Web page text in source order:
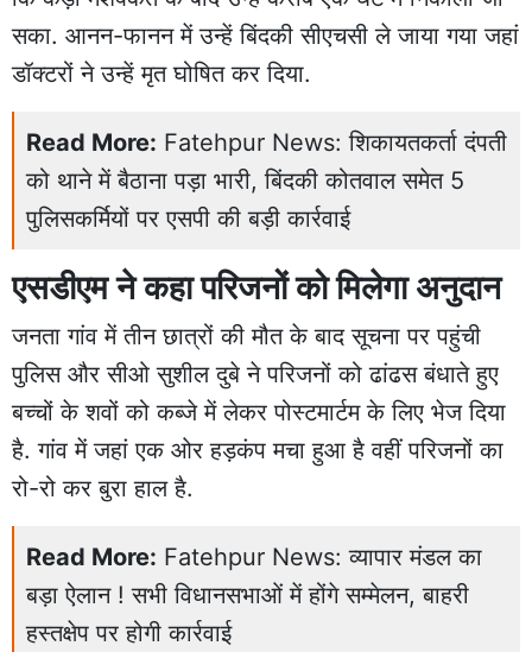
सका. आनन-फानन में उन्हें बिंदकी सीएचसी ले जाया गया जहां
डॉक्टरों ने उन्हें मृत घोषित कर दिया.
Read More: Fatehpur News: शिकायतकर्ता दंपती
को थाने में बैठाना पड़ा भारी, बिंदकी कोतवाल समेत 5
पुलिसकर्मियों पर एसपी की बड़ी कार्रवाई
एसडीएम ने कहा परिजनों को मिलेगा अनुदान
जनता गांव में तीन छात्रों की मौत के बाद सूचना पर पहुंची
पुलिस और सीओ सुशील दुबे नेपरिजनों को ढांढस बंधाते हुए
बच्चों के शवों को कब्जे में लेकर पोस्टमार्टम के लिए भेज दिया
है. गांव में जहां एक ओर हड़कंप मचा हुआ है वहीं परिजनों का
रो-रो कर बुरा हाल है.
Read More: Fatehpur News: व्यापार मंडल का
बड़ा ऐलान ! सभी विधानसभाओं में होंगे सम्मेलन, बाहरी
हस्तक्षेप पर होगी कार्रवाई